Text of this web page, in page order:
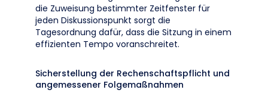
die Zuweisung bestimmter Zeitfenster für
jeden Diskussionspunkt sorgt die
Tagesordnung dafür, dass die Sitzung in einem
effizienten Tempo voranschreitet.
Sicherstellung der Rechenschaftspflicht und
angemessener Folgemaßnahmen